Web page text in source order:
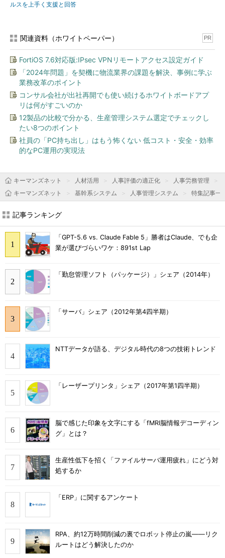
ルスを上手く支援と回答
関連資料（ホワイトペーパー） PR
FortiOS 7.6対応版:IPsec VPNリモートアクセス設定ガイド
「2024年問題」を契機に物流業界の課題を解決、事例に学ぶ
業務改革のポイント
コンサル会社が出社再開でも使い続けるホワイトボードアプ
リは何がすごいのか
12製品の比較で分かる、生産管理システム選定でチェックし
たい8つのポイント
社員の「PC持ち出し」はもう怖くない 低コスト・安全・効率
的なPC運用の実現法
キーマンズネット 人材活用 人事評価の適正化 人事労務管理
キーマンズネット
基幹系システム 人事管理システム 特集記事一
記事ランキング
「GPT-5.6 vs. Claude Fable 5」勝者はClaude、でも企
業が選びづらいワケ：891st Lap
「勤怠管理ソフト（パッケージ）」シェア（2014年）
「サーバ」シェア（2012年第4四半期）
NTTデータが語る、デジタル時代の8つの技術トレンド
「レーザープリンタ」シェア（2017年第1四半期）
脳で感じた印象を文字にする「fMRI脳情報デコーディン
グ」とは？
生産性低下を招く「ファイルサーバ運用疲れ」にどう対
処するか
「ERP」に関するアンケート
RPA、約12万時間削減の裏でロボット停止の嵐――リク
ルートはどう解決したのか